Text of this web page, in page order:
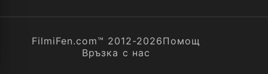
FilmiFen.com™ 2012-2026Помощ
Връзка с нас